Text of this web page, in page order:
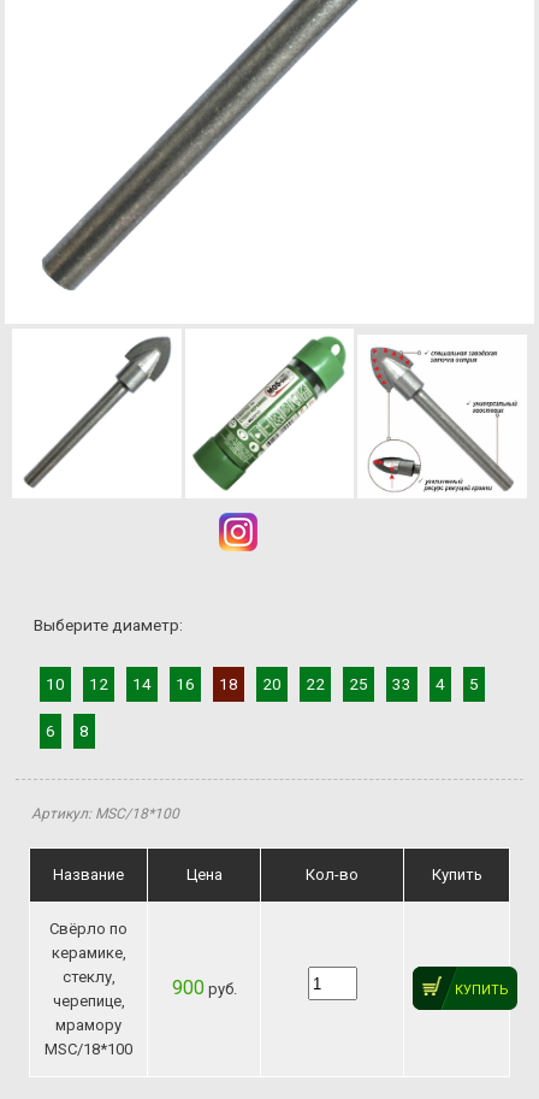
Выберите диаметр:
10 12 14 16 18 20 22 25 33 4 5
6 8
Артикул: MSС/18*100
Название Цена Кол-во Купить
Свёрло по
керамике,
стеклу,
черепице,
мрамору
MSС/18*100
900руб. КУПИТЬ